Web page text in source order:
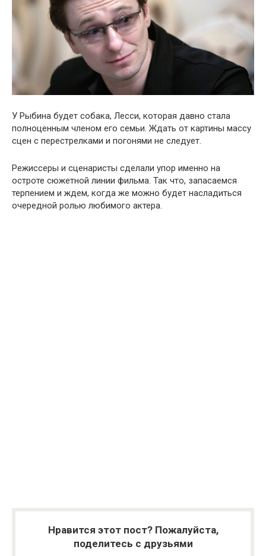
У Рыбина будет собака, Лесси, которая давно стала
полноценным членом его семьи. Ждать от картины массу
сцен с перестрелками и погонями не следует.
Режиссеры и сценаристы сделали упор именно на
остроте сюжетной линии фильма. Так что, запасаемся
терпением и ждем, когда же можно будет насладиться
очередной ролью любимого актера.
Нравится этот пост? Пожалуйста,
поделитесь с друзьями